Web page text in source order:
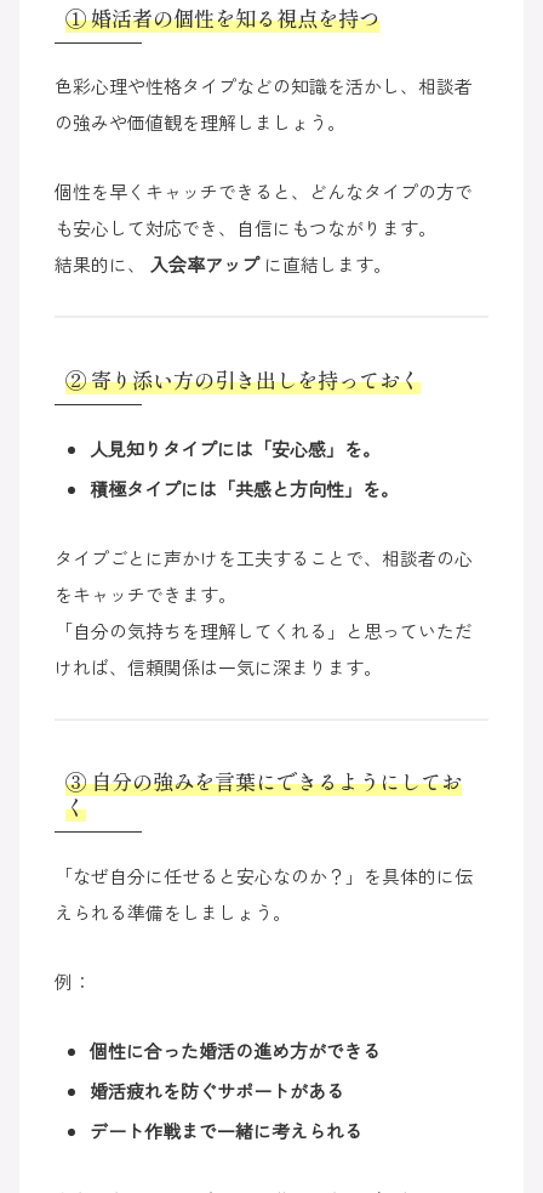
① 婚活者の個性を知る視点を持つ
色彩心理や性格タイプなどの知識を活かし、相談者
の強みや価値観を理解しましょう。
個性を早くキャッチできると、どんなタイプの方で
も安心して対応でき、自信にもつながります。
結果的に、入会率アップに直結します。
② 寄り添い方の引き出しを持っておく
人見知りタイプには「安心感」を。
積極タイプには「共感と方向性」を。
タイプごとに声かけを工夫することで、相談者の心
をキャッチできます。
「自分の気持ちを理解してくれる」と思っていただ
ければ、信頼関係は一気に深まります。
③ 自分の強みを言葉にできるようにしてお
く
「なぜ自分に任せると安心なのか？」を具体的に伝
えられる準備をしましょう。
例：
個性に合った婚活の進め方ができる
婚活疲れを防ぐサポートがある
デート作戦まで一緒に考えられる